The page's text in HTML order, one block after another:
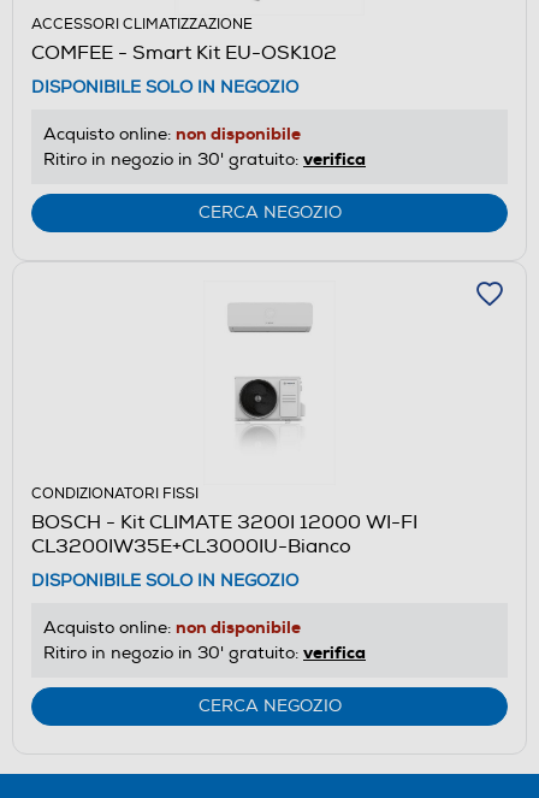
ACCESSORI CLIMATIZZAZIONE
COMFEE - Smart Kit EU-OSK102
DISPONIBILE SOLO IN NEGOZIO
Acquisto online: non disponibile
Ritiro in negozio in 30' gratuito: verifica
CERCA NEGOZIO
CONDIZIONATORI FISSI
BOSCH - Kit CLIMATE 3200I 12000 WI-FI
CL3200IW35E+CL3000IU-Bianco
DISPONIBILE SOLO IN NEGOZIO
Acquisto online: non disponibile
Ritiro in negozio in 30' gratuito: verifica
CERCA NEGOZIO